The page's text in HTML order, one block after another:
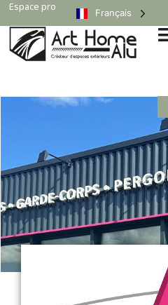
Espace pro Français